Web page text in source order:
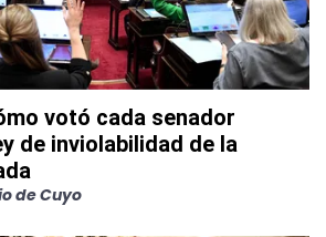
votó cada senador
de inviolabilidad de la
de Cuyo